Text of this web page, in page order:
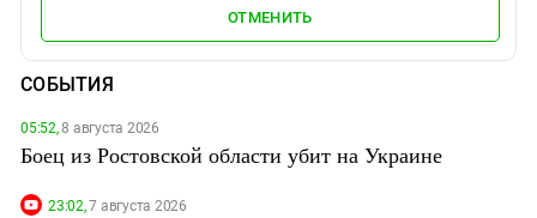
ОТМЕНИТЬ
СОБЫТИЯ
05:52,8 августа 2026
Боец из Ростовской области убит на Украине
23:02,7 августа 2026